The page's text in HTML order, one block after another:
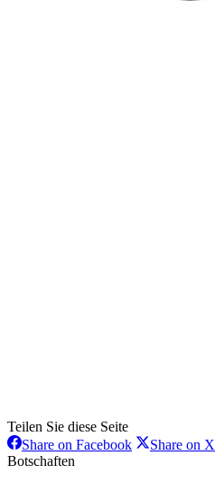
Teilen Sie diese Seite
Share on FacebookShareShare on X
Botschaften